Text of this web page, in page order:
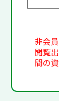
非会
閲覧
間の